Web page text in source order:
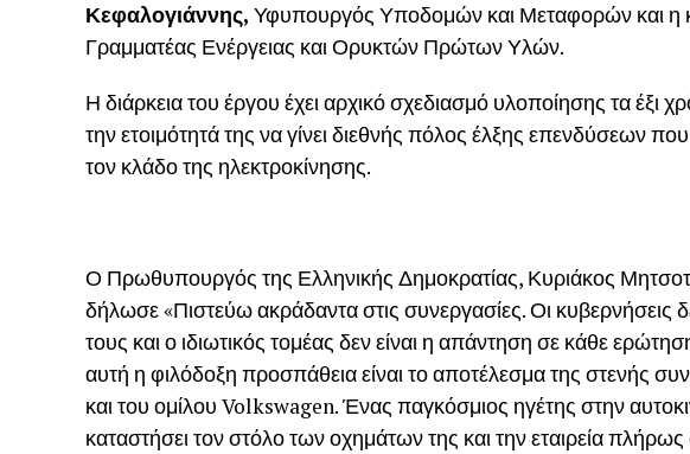
Κεφαλογιάννης, Υφυπουργός Υποδομών και Μεταφορών και η
Γραμματέας Ενέργειας και Ορυκτών Πρώτων Υλών.
Η διάρκεια του έργου έχει αρχικό σχεδιασμό υλοποίησης τα έξι
την ετοιμότητά της να γίνει διεθνής πόλος έλξης επενδύσεων
τον κλάδο της ηλεκτροκίνησης.
Ο Πρωθυπουργός της Ελληνικής Δημοκρατίας, Κυριάκος
δήλωσε «Πιστεύω ακράδαντα στις συνεργασίες. Οι
τους και ο ιδιωτικός τομέας δεν είναι η απάντηση σε κάθε
αυτή η φιλόδοξη προσπάθεια είναι το αποτέλεσμα της στενής
και του ομίλου Volkswagen. Ένας παγκόσμιος ηγέτης στην
καταστήσει τον στόλο των οχημάτων της και την εταιρεία